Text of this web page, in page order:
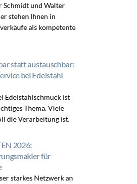
Schmidt und Walter
stehen Ihnen in
als kompetente
statt austauschbar:
bei Edelstahl
Edelstahlschmuck ist
Thema. Viele
die Verarbeitung ist.
2026:
für
starkes Netzwerk an